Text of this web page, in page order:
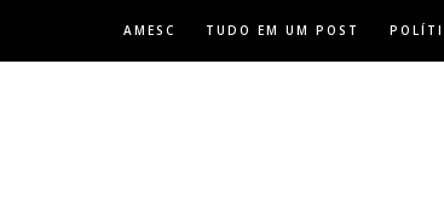
AMESC TUDO EM UM POST